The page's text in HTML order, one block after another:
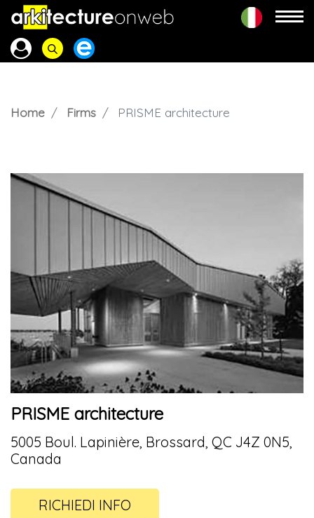
Home Firms PRISME architecture
PRISME architecture
5005 Boul. Lapinière, Brossard, QC J4Z 0N5,
Canada
RICHIEDI INFO